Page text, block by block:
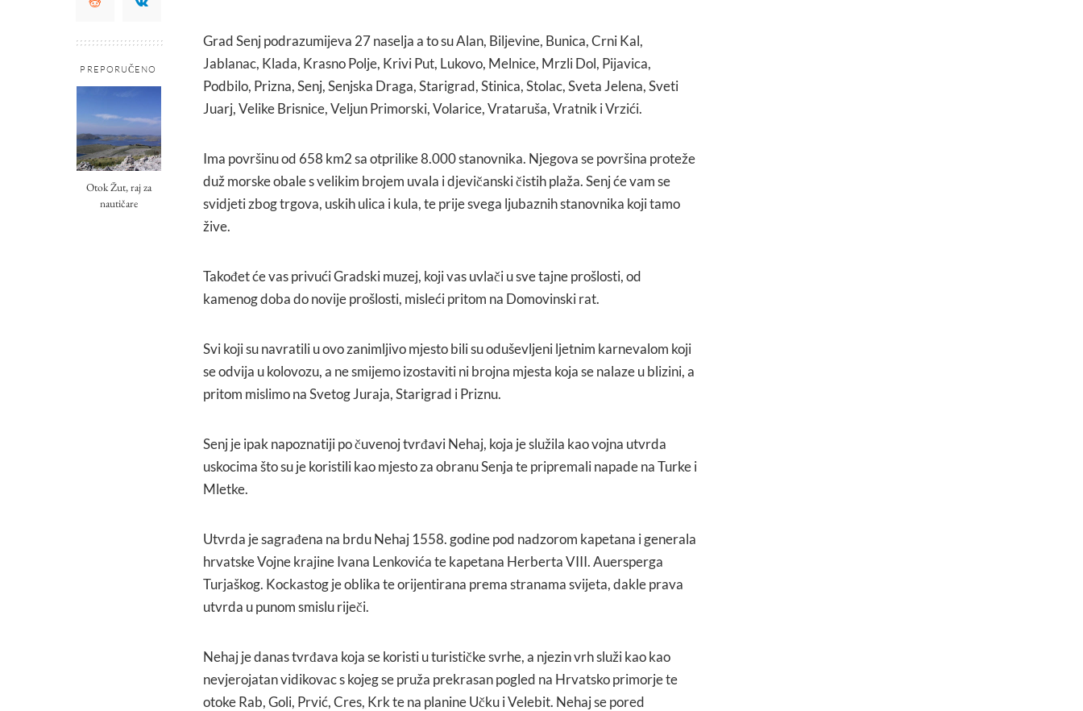
PREPORUČENO
Otok Žut, raj za
nautičare
Grad Senj podrazumijeva 27 naselja a to su Alan, Biljevine, Bunica, Crni Kal,
Jablanac, Klada, Krasno Polje, Krivi Put, Lukovo, Melnice, Mrzli Dol, Pijavica,
Podbilo, Prizna, Senj, Senjska Draga, Starigrad, Stinica, Stolac, Sveta Jelena, Sveti
Juarj, Velike Brisnice, Veljun Primorski, Volarice, Vrataruša, Vratnik i Vrzići.
Ima površinu od 658 km2 sa otprilike 8.000 stanovnika. Njegova se površina proteže
duž morske obale s velikim brojem uvala i djevičanski čistih plaža. Senj će vam se
svidjeti zbog trgova, uskih ulica i kula, te prije svega ljubaznih stanovnika koji tamo
žive.
Takođet će vas privući Gradski muzej, koji vas uvlači u sve tajne prošlosti, od
kamenog doba do novije prošlosti, misleći pritom na Domovinski rat.
Svi koji su navratili u ovo zanimljivo mjesto bili su oduševljeni ljetnim karnevalom koji
se odvija u kolovozu, a ne smijemo izostaviti ni brojna mjesta koja se nalaze u blizini, a
pritom mislimo na Svetog Juraja, Starigrad i Priznu.
Senj je ipak napoznatiji po čuvenoj tvrđavi Nehaj, koja je služila kao vojna utvrda
uskocima što su je koristili kao mjesto za obranu Senja te pripremali napade na Turke i
Mletke.
Utvrda je sagrađena na brdu Nehaj 1558. godine pod nadzorom kapetana i generala
hrvatske Vojne krajine Ivana Lenkovića te kapetana Herberta VIII. Auersperga
Turjaškog. Kockastog je oblika te orijentirana prema stranama svijeta, dakle prava
utvrda u punom smislu riječi.
Nehaj je danas tvrđava koja se koristi u turističke svrhe, a njezin vrh služi kao kao
nevjerojatan vidikovac s kojeg se pruža prekrasan pogled na Hrvatsko primorje te
otoke Rab, Goli, Prvić, Cres, Krk te na planine Učku i Velebit. Nehaj se pored